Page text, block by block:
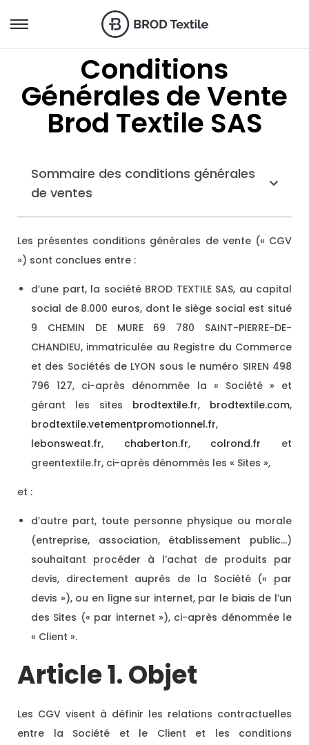
Conditions
Générales de Vente
Brod Textile SAS
Sommaire des conditions générales
de ventes
Les présentes conditions générales de vente (« CGV
») sont conclues entre :
d’une part, la société BROD TEXTILE SAS, au capital
social de 8.000 euros, dont le siège social est situé
9 CHEMIN DE MURE 69 780 SAINT-PIERRE-DE-
CHANDIEU, immatriculée au Registre du Commerce
et des Sociétés de LYON sous le numéro SIREN 498
796 127, ci-après dénommée la « Société » et
gérant les sites brodtextile.fr, brodtextile.com,
brodtextile.vetementpromotionnel.fr,
lebonsweat.fr, chaberton.fr, colrond.fr et
greentextile.fr, ci-après dénommés les « Sites »,
et :
d’autre part, toute personne physique ou morale
(entreprise, association, établissement public…)
souhaitant procéder à l’achat de produits par
devis, directement auprès de la Société (« par
devis »), ou en ligne sur internet, par le biais de l’un
des Sites (« par internet »), ci-après dénommée le
« Client ».
Article 1. Objet
Les CGV visent à définir les relations contractuelles
entre la Société et le Client et les conditions